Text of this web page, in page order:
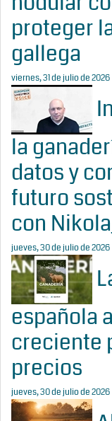
proteger
gallega
viernes, 31 de julio de 2026
la
datos y
futuro
con
jueves, 30 de julio de 2026
española
creciente
precios
jueves, 30 de julio de 2026